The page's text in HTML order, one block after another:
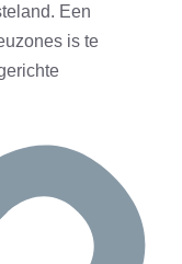
Een
is te